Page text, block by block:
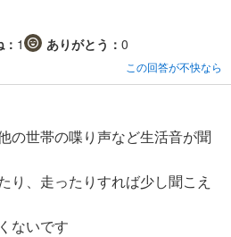
1 ありがとう： 0
この回答が不快なら
の世帯の喋り声など生活音が聞
り、走ったりすれば少し聞こえ
ないです